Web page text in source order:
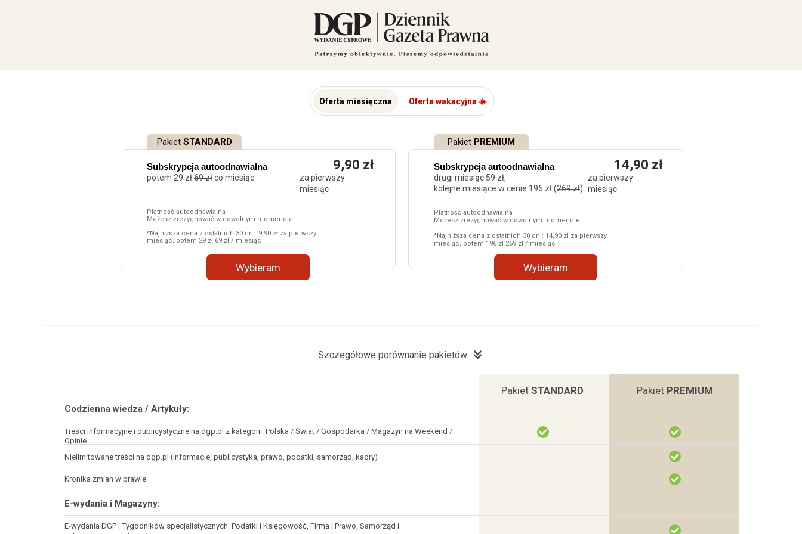
Oferta miesięczna Oferta wakacyjna ☀️
Subskrypcja autoodnawialna
potem 29 zł69 złco miesiąc
9,90 zł
Płatność autoodnawialna
Możesz zrezygnować w dowolnym momencie.
*Najniższa cena z ostatnich 30 dni: 9,90 zł za pierwszy
miesiąc, potem 29 zł 69 zł / miesiąc
Wybieram
Płatność autoodnawialna
Możesz zrezygnować w dowolnym momencie.
*Najniższa cena z ostatnich 30 dni: 14,90 zł za pierwszy
miesiąc, potem 196 zł 269 zł/ miesiąc
drugi miesiąc 59 zł,
kolejne miesiące w cenie 196 zł (269 zł)
14,90 zł
Subskrypcja autoodnawialna
PakietSTANDARD PakietPREMIUM
Wybieram
za pierwszy
miesiąc
za pierwszy
miesiąc
Szczegółowe porównanie pakietów
Codzienna wiedza / Artykuły:
Treści informacyjne i publicystyczne na dgp.pl z kategorii: Polska / Świat / Gospodarka / Magazyn na Weekend /
Opinie
Nielimitowane treści na dgp.pl (informacje, publicystyka, prawo, podatki, samorząd, kadry)
Kronika zmian w prawie
E-wydania DGP i Tygodników specjalistycznych: Podatki i Księgowość, Firma i Prawo, Samorząd i
E-wydania i Magazyny:
PakietSTANDARD PakietPREMIUM